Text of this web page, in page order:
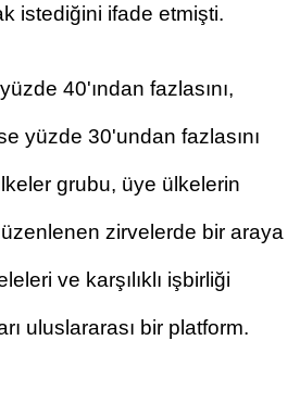
istediğini ifade etmişti.
40'ından fazlasını,
yüzde 30'undan fazlasını
grubu, üye ülkelerin
zirvelerde bir araya
ve karşılıklı işbirliği
uluslararası bir platform.